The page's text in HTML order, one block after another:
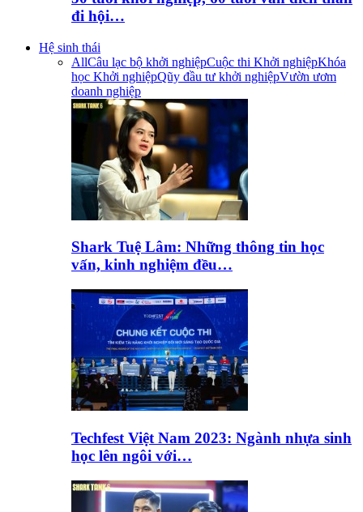
đi hội…
Hệ sinh thái
AllCâu lạc bộ khởi nghiệpCuộc thi Khởi nghiệpKhóa
học Khởi nghiệpQũy đầu tư khởi nghiệpVườn ươm
doanh nghiệp
Shark Tuệ Lâm: Những thông tin học
vấn, kinh nghiệm đều…
Techfest Việt Nam 2023: Ngành nhựa sinh
học lên ngôi với…